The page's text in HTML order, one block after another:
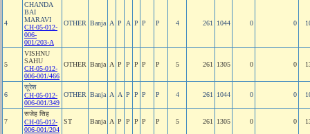
4
CHANDA
BAI
MARAVI
CH-05-012-
006-
001/203-A
OTHER Banja A P A P P P 4 261 1044 0 0
5
VISHNU
SAHU
CH-05-012-
006-001/466
OTHER Banja A P P P P P 5 261 1305 0 0
6
सूरेश
CH-05-012-
006-001/349
OTHER Banja A A P P P P 4 261 1044 0 0
7
सजेह सिह
CH-05-012-
006-001/204
ST Banja A P P P P P 5 261 1305 0 0